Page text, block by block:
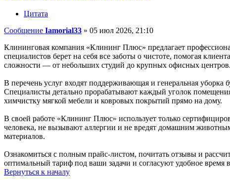
Цитата
Сообщение Iamorial33 » 05 июл 2026, 21:10
Клининговая компания «Клининг Плюс» предлагает
специалистов берет на себя все заботы о чистоте, помогая
сложности — от небольших студий до крупных офисных центров.
В перечень услуг входят поддерживающая и генеральная уборка
Специалисты детально прорабатывают каждый уголок
химчистку мягкой мебели и ковровых покрытий прямо на дому.
В своей работе «Клининг Плюс» использует только
человека, не вызывают аллергии и не вредят домашним
материалов.
Ознакомиться с полным прайс-листом, почитать отзывы и
оптимальный тариф под ваши задачи и согласуют удобное время
Вернуться к началу